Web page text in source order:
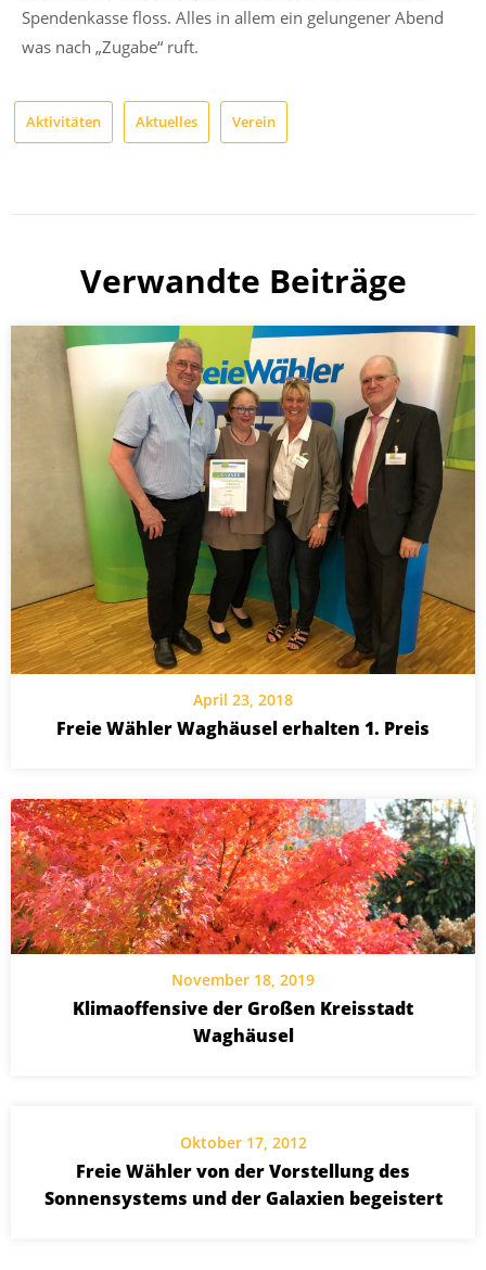
Spendenkasse floss. Alles in allem ein gelungener Abend
was nach „Zugabe“ ruft.
Aktivitäten Aktuelles Verein
Verwandte Beiträge
April 23, 2018
Freie Wähler Waghäusel erhalten 1. Preis
November 18, 2019
Klimaoffensive der Großen Kreisstadt
Waghäusel
Oktober 17, 2012
Freie Wähler von der Vorstellung des
Sonnensystems und der Galaxien begeistert